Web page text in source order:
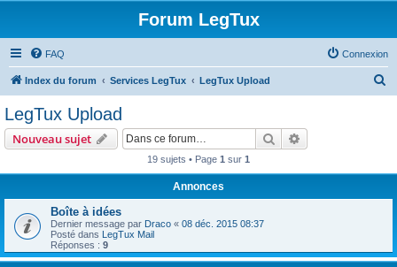
Forum LegTux
FAQ Connexion
Index du forum Services LegTux LegTux Upload
LegTux Upload
Nouveau sujet Rechercher
19 sujets • Page 1 sur 1
Annonces
Boîte à idées
Dernier message par Draco « 08 déc. 2015 08:37
Posté dans LegTux Mail
Réponses : 9